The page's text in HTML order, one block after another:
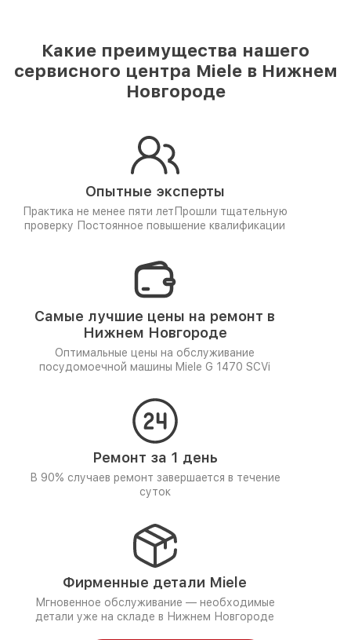
Какие преимущества нашего
сервисного центра Miele в Нижнем
Новгороде
Опытные эксперты
Практика не менее пяти лет Прошли тщательную
проверку Постоянное повышение квалификации
Самые лучшие цены на ремонт в
Нижнем Новгороде
Оптимальные цены на обслуживание
посудомоечной машины Miele G 1470 SCVi
Ремонт за 1 день
В 90% случаев ремонт завершается в течение
суток
Фирменные детали Miele
Мгновенное обслуживание — необходимые
детали уже на складе в Нижнем Новгороде